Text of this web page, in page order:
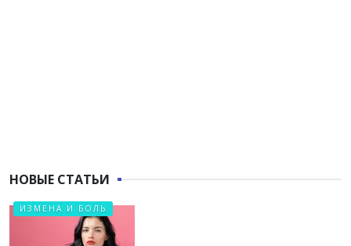
НОВЫЕ СТАТЬИ
ИЗМЕНА И БОЛЬ